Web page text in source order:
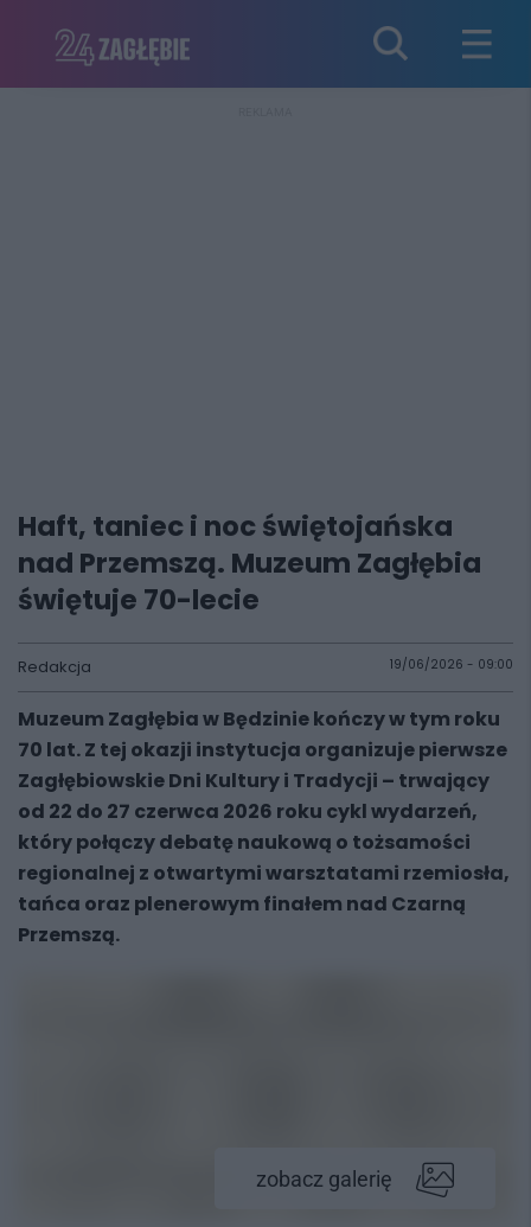
Haft, taniec i noc świętojańska
nad Przemszą. Muzeum Zagłębia
świętuje 70-lecie
Redakcja 19/06/2026 - 09:00
Muzeum Zagłębia w Będzinie kończy w tym roku
70 lat. Z tej okazji instytucja organizuje pierwsze
Zagłębiowskie Dni Kultury i Tradycji – trwający
od 22 do 27 czerwca 2026 roku cykl wydarzeń,
który połączy debatę naukową o tożsamości
regionalnej z otwartymi warsztatami rzemiosła,
tańca oraz plenerowym finałem nad Czarną
Przemszą.
zobacz galerię